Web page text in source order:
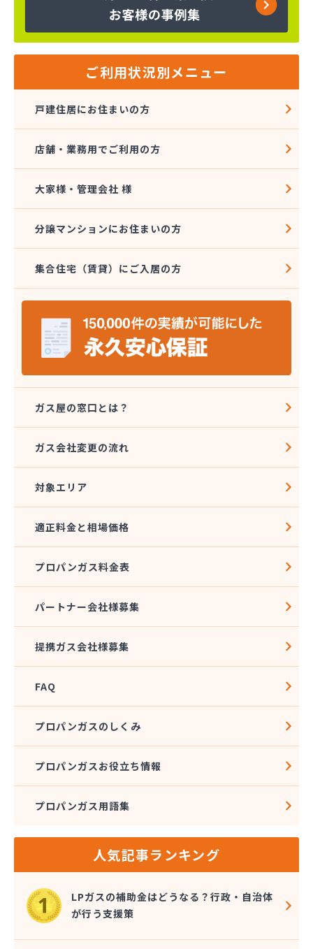
フジホームサービス株式会社
フジホームサービス株式会社 サポートセンター
マルキ住設株式会社 西丘営業所
ミシク商店鷹岡
もちづき米店
やまざき商店
ヨコヤ長橋商店
レモンガス株式会社 静岡支店
レモンガス株式会社 静岡支店
レモンガス株式会社 静岡中央支店
レモンガス株式会社 富士支店
旭プロパン影山商店
安竹商事有限会社
安本燃料店
伊東ガス株式会社 下田営業所
業所
伊藤油店プロパン部
遠州中央農協LPG天竜センター
遠藤商店
横瀬産業株式会社
下田オートガススタンド
下田ガス株式会社本社
花村商店
株式会社TOKAI オフィスシステム部
株式会社TOKAI 工業用事業部
株式会社TOKAI 静岡支店
株式会社TOKAI 浜松支店
株式会社TOKAI 浜松支店 高台営業所
株式会社TOKAI 浜北支店
株式会社TOKAI 富士支店
株式会社TOKAI 容器検査部
株式会社TOKAI 下田営業所
株式会社TOKAI 湖西営業所
株式会社TOKAI 清水支店
株式会社TOKA I富士宮支店
株式会社TOKA I富士支店
株式会社アサヒナコーポレーション
株式会社アポロ
株式会社アマヤ
株式会社アマヤ 袋井事務所
ご利用状況別メニュー
戸建住居にお住まいの方
店舗・業務用でご利用の方
大家様・管理会社 様
分譲マンションにお住まいの方
集合住宅（賃貸）にご入居の方
ガス屋の窓口とは？
ガス会社変更の流れ
対象エリア
適正料金と相場価格
プロパンガス料金表
パートナー会社様募集
提携ガス会社様募集
FAQ
プロパンガスのしくみ
プロパンガスお役立ち情報
プロパンガス用語集
人気記事ランキング
LPガスの補助金はどうなる？行政・自治体
が行う支援策